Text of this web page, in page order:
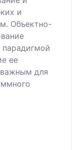
и
Объектно-
ее
важным для